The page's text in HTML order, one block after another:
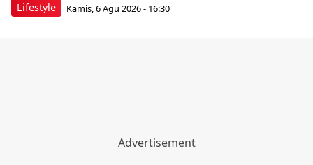
Lifestyle Kamis, 6 Agu 2026 - 16:30